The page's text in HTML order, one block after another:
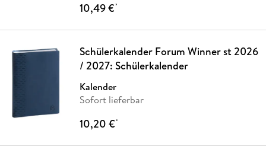
10,49 €*
Schülerkalender Forum Winner st 2026
/ 2027: Schülerkalender
Kalender
Sofort lieferbar
10,20 €*